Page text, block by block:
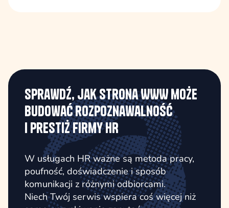
Sprawdź, jak strona WWW może
budować rozpoznawalność
i prestiż firmy HR
W usługach HR ważne są metoda pracy,
poufność, doświadczenie i sposób
komunikacji z różnymi odbiorcami.
Niech Twój serwis wspiera coś więcej niż